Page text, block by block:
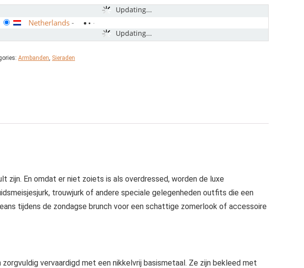
Updating...
Updating...
Netherlands -
Armbanden, Sieraden
En omdat er niet zoiets is als overdressed, worden de luxe
trouwjurk of andere speciale gelegenheden outfits die een
tijdens de zondagse brunch voor een schattige zomerlook of accessoire
vervaardigd met een nikkelvrij basismetaal. Ze zijn bekleed met